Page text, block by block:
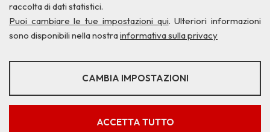
raccolta di dati statistici.
Puoi cambiare le tue impostazioni qui. Ulteriori informazioni
sono disponibili nella nostrainformativa sulla privacy
STATISTICHE
Mostra maggiori informazioni
CAMBIA IMPOSTAZIONI
ACCETTA TUTTO